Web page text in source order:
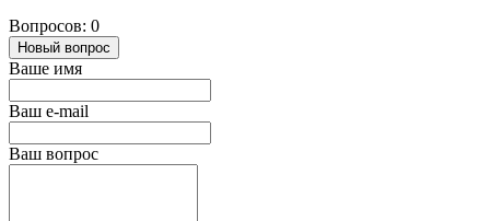
Вопросов: 0
Новый вопрос
Ваше имя
Ваш e-mail
Ваш вопрос